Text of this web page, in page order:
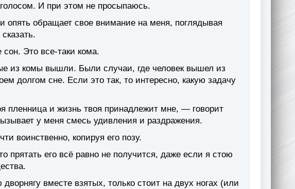
И при этом не просыпаюсь.
опять обращает свое внимание на меня, поглядывая
Это все-таки кома.
из комы вышли. Были случаи, где человек вышел из
долгом сне. Если это так, то интересно, какую задачу
и жизнь твоя принадлежит мне, — говорит
у меня смесь удивления и раздражения.
воинственно, копируя его позу.
прятать его всё равно не получится, даже если я стою
вместе взятых, только стоит на двух ногах (или